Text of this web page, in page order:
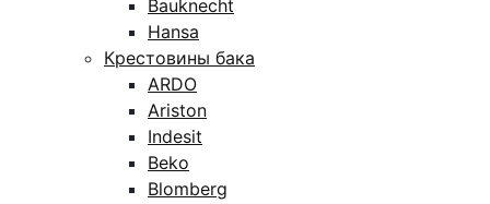
Bauknecht
Hansa
Крестовины бака
ARDO
Ariston
Indesit
Beko
Blomberg